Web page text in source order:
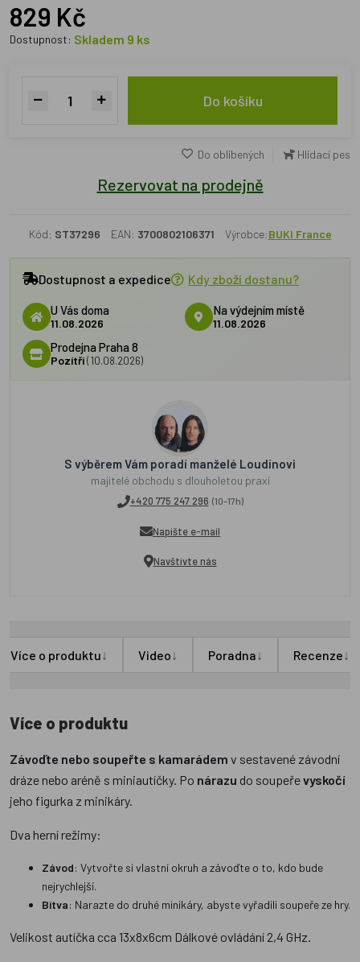
829 Kč
Dostupnost: Skladem 9 ks
Do košíku
Do oblíbených Hlídací pes
Rezervovat na prodejně
Kód: ST37296 EAN: 3700802106371 Výrobce:BUKI France
Dostupnost a expedice Kdy zboží dostanu?
U Vás doma
11.08.2026
Na výdejním místě
11.08.2026
Prodejna Praha 8
Pozítří(10.08.2026)
S výběrem Vám poradí manželé Loudínovi
majitelé obchodu s dlouholetou praxí
+420 775 247 296 (10-17h)
Napište e-mail
Navštivte nás
Více o produktu↓ Video↓ Poradna↓ Recenze↓
Více o produktu
Závoďte nebo soupeřte s kamarádem v sestavené závodní
dráze nebo aréně s miniautíčky. Po nárazu do soupeřevyskočí
jeho figurka z minikáry.
Dva herní režimy:
Závod: Vytvořte si vlastní okruh a závoďte o to, kdo bude
nejrychlejší.
Bitva: Narazte do druhé minikáry, abyste vyřadili soupeře ze hry.
Velikost autíčka cca 13x8x6cm Dálkové ovládání 2,4 GHz.